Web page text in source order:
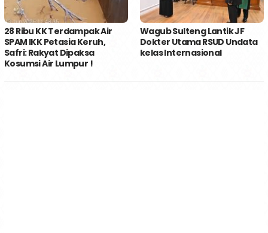
28 Ribu KK Terdampak Air
SPAM IKK Petasia Keruh,
Safri: Rakyat Dipaksa
Kosumsi Air Lumpur !
Wagub Sulteng Lantik JF
Dokter Utama RSUD Undata
kelas Internasional